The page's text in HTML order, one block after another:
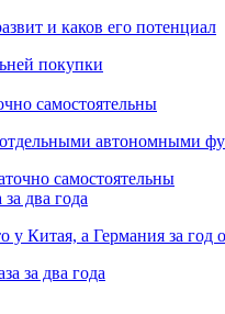
и каков его потенциал
самостоятельны
автономными
два года
у Китая, а Германия за